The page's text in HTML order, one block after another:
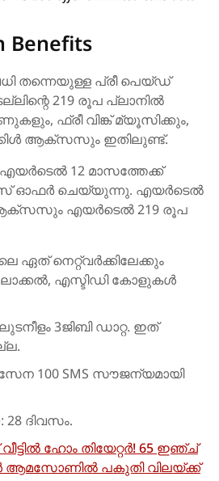
Benefits
തന്നെയുള്ള പ്രീ പെയ്ഡ്
219 രൂപ പ്ലാനിൽ
ഫ്രീ വിങ്ക് മ്യൂസിക്കും,
ആക്സസും ഇതിലുണ്ട്.
12 മാസത്തേക്ക്
ചെയ്യുന്നു. എയർടെൽ
ആക്സസും എയർടെൽ 219 രൂപ
ഏത് നെറ്റ്‌വർക്കിലേക്കും
ലോക്കൽ, എസ്ടിഡി കോളുകൾ
3ജിബി ഡാറ്റ. ഇത്
100 SMS സൗജന്യമായി
28 ദിവസം.
ഹോം തിയേറ്റർ! 65 ഇഞ്ച്
കൾ ആമസോണിൽ പകുതി വിലയ്ക്ക്